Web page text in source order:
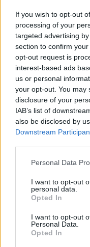
If you wish to opt-out
processing of your
targeted advertising
section to confirm
opt-out request is
interest-based ads
us or personal
your opt-out. You may
disclosure of your
IAB’s list of
also be disclosed by
Downstream
Personal Data
I want to opt-out
personal data.
Opted In
I want to opt-out
Personal Data.
Opted In
ASTON VILLA
Konsa, Torres,
McGinn,
Allenatore:
Friburgo-
tv
Friburgo-Aston
quanto
saranno Sky
Sky Sport 251
app senza